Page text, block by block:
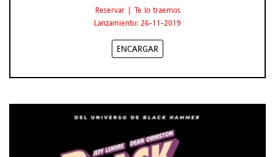
Reservar | Te lo traemos
Lanzamiento: 26-11-2019
ENCARGAR